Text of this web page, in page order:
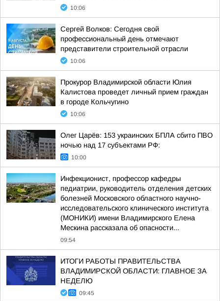
10:06
Сергей Волков: Сегодня свой
профессиональный день отмечают
представители строительной отрасли
10:06
Прокурор Владимирской области Юлия
Калистова проведет личный прием граждан
в городе Кольчугино
10:06
Олег Царёв: 153 украинских БПЛА сбито ПВО
ночью над 17 субъектами РФ:
10:00
Инфекционист, профессор кафедры
педиатрии, руководитель отделения детских
болезней Московского областного научно-
исследовательского клинического института
(МОНИКИ) имени Владимирского Елена
Мескина рассказала об опасности...
09:54
ИТОГИ РАБОТЫ ПРАВИТЕЛЬСТВА
ВЛАДИМИРСКОЙ ОБЛАСТИ: ГЛАВНОЕ ЗА
НЕДЕЛЮ
09:45